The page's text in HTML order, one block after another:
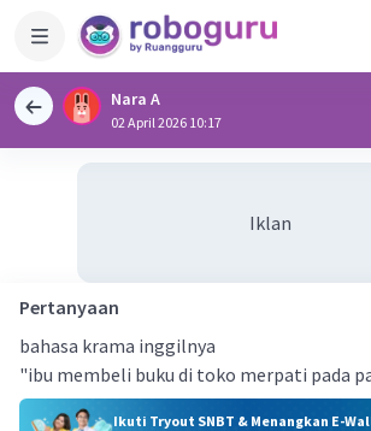
Nara A
02 April 2026 10:17
Iklan
Pertanyaan
bahasa krama inggilnya
"ibu membeli buku di toko merpati pada
Ikuti Tryout SNBT & Menangkan E-